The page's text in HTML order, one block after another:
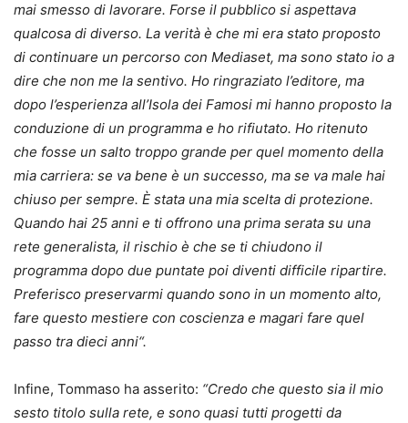
mai smesso di lavorare. Forse il pubblico si aspettava
qualcosa di diverso. La verità è che mi era stato proposto
di continuare un percorso con Mediaset, ma sono stato io a
dire che non me la sentivo. Ho ringraziato l’editore, ma
dopo l’esperienza all’Isola dei Famosi mi hanno proposto la
conduzione di un programma e ho rifiutato. Ho ritenuto
che fosse un salto troppo grande per quel momento della
mia carriera: se va bene è un successo, ma se va male hai
chiuso per sempre. È stata una mia scelta di protezione.
Quando hai 25 anni e ti offrono una prima serata su una
rete generalista, il rischio è che se ti chiudono il
programma dopo due puntate poi diventi difficile ripartire.
Preferisco preservarmi quando sono in un momento alto,
fare questo mestiere con coscienza e magari fare quel
passo tra dieci anni“.
Infine, Tommaso ha asserito: “Credo che questo sia il mio
sesto titolo sulla rete, e sono quasi tutti progetti da